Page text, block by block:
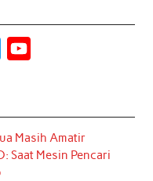
t
t
T
u
Masih Amatir
Saat Mesin Pencari